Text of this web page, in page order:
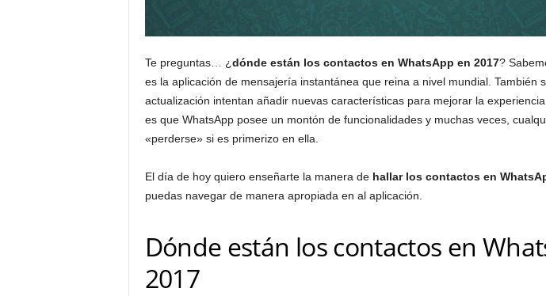
Te preguntas… ¿dónde están los contactos en WhatsApp en 2017?
es la aplicación de mensajería instantánea que reina a nivel mundial. También
actualización intentan añadir nuevas características para mejorar la
es que WhatsApp posee un montón de funcionalidades y muchas veces,
«perderse» si es primerizo en ella.
El día de hoy quiero enseñarte la manera de hallar los contactos en
puedas navegar de manera apropiada en al aplicación.
Dónde están los contactos en
2017